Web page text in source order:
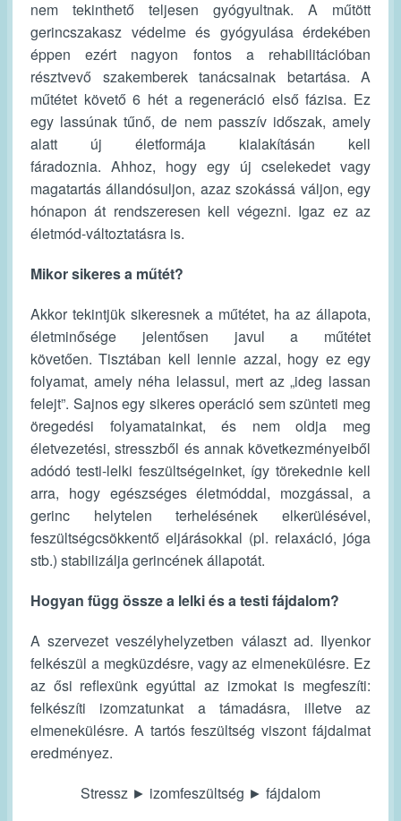
nem tekinthető teljesen gyógyultnak. A műtött
gerincszakasz védelme és gyógyulása érdekében
éppen ezért nagyon fontos a rehabilitációban
résztvevő szakemberek tanácsainak betartása. A
műtétet követő 6 hét a regeneráció első fázisa. Ez
egy lassúnak tűnő, de nem passzív időszak, amely
alatt új életformája kialakításán kell
fáradoznia. Ahhoz, hogy egy új cselekedet vagy
magatartás állandósuljon, azaz szokássá váljon, egy
hónapon át rendszeresen kell végezni. Igaz ez az
életmód-változtatásra is.
Mikor sikeres a műtét?
Akkor tekintjük sikeresnek a műtétet, ha az állapota,
életminősége jelentősen javul a műtétet
követően. Tisztában kell lennie azzal, hogy ez egy
folyamat, amely néha lelassul, mert az „ideg lassan
felejt”. Sajnos egy sikeres operáció sem szünteti meg
öregedési folyamatainkat, és nem oldja meg
életvezetési, stresszből és annak következményeiből
adódó testi-lelki feszültségeinket, így törekednie kell
arra, hogy egészséges életmóddal, mozgással, a
gerinc helytelen terhelésének elkerülésével,
feszültségcsökkentő eljárásokkal (pl. relaxáció, jóga
stb.) stabilizálja gerincének állapotát.
Hogyan függ össze a lelki és a testi fájdalom?
A szervezet veszélyhelyzetben választ ad. Ilyenkor
felkészül a megküzdésre, vagy az elmenekülésre. Ez
az ősi reflexünk egyúttal az izmokat is megfeszíti:
felkészíti izomzatunkat a támadásra, illetve az
elmenekülésre. A tartós feszültség viszont fájdalmat
eredményez.
Stressz ► izomfeszültség ► fájdalom